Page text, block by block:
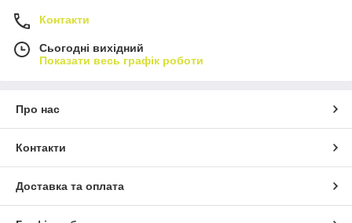
Контакти
Сьогодні вихідний
Показати весь графік роботи
Про нас
Контакти
Доставка та оплата